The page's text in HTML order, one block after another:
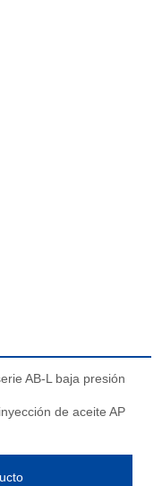
AB-L baja presión
de aceite AP